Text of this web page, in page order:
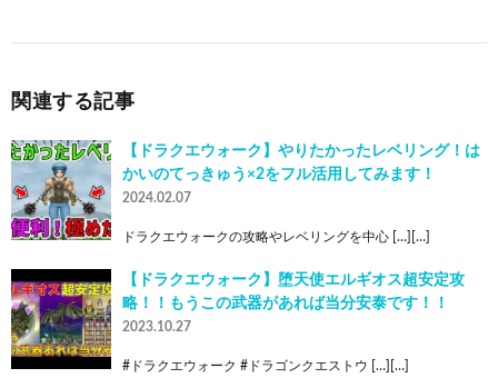
関連する記事
【ドラクエウォーク】やりたかったレベリング！は
かいのてっきゅう×2をフル活用してみます！
2024.02.07
ドラクエウォークの攻略やレベリングを中心 […][…]
【ドラクエウォーク】堕天使エルギオス超安定攻
略！！もうこの武器があれば当分安泰です！！
2023.10.27
#ドラクエウォーク #ドラゴンクエストウ […][…]